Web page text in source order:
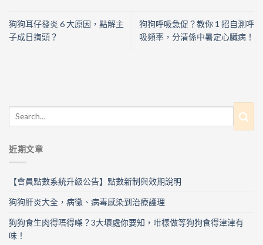
近期文章
【會員點數系統升級公告】點數新制與效期說明
狗狗肝炎大全，病徵、病毒感染到治療護理
狗狗食生肉得唔得㗎？3大壞處你要知，咁樣做等狗狗食得津津有
味！
狗狗耳仔發炎 6 大原因，點解主
子成日揈頭？
狗狗呼吸急促？教你 1 招自測呼
吸頻率，分清係中暑定心臟病！